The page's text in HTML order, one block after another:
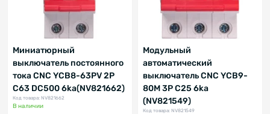
Миниатюрный
выключатель постоянного
тока CNC YCB8-63PV 2P
C63 DC500 6ka(NV821662)
Код товара: NV821662
В наличии
Модульный
автоматический
выключатель CNC YCB9-
80M 3P C25 6ka
(NV821549)
Код товара: NV821549